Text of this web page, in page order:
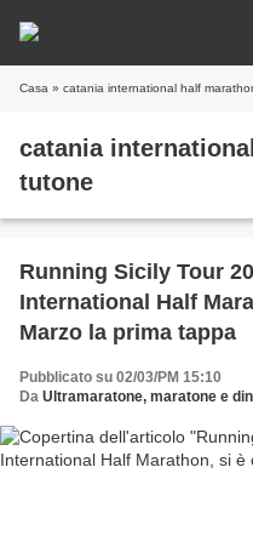
Casa » catania international half
catania
tutone
Running Sicily Tour
International Half
Marzo la prima tappa
Pubblicato su 02/03/PM 15:10
Da Ultramaratone, maratone e